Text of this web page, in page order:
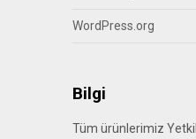
WordPress.org
Bilgi
Tüm ürünlerimiz